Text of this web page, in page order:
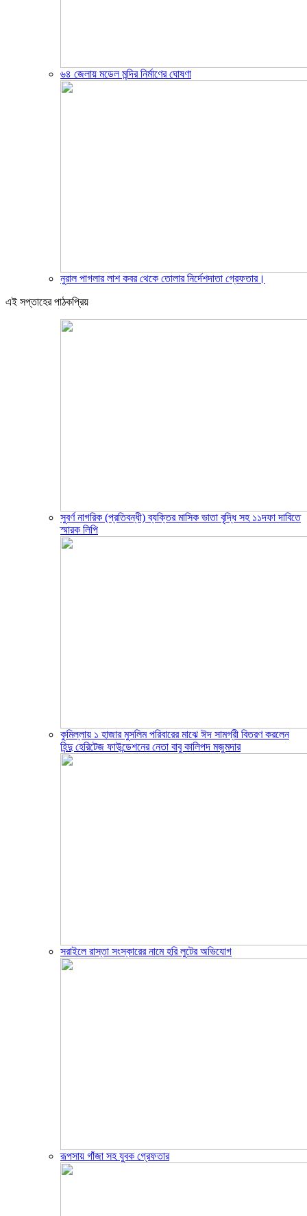
৬৪ জেলায় মডেল মন্দির নির্মাণের ঘোষণা
নুরাল পাগলার লাশ কবর থেকে তোলার নির্দেশদাতা গ্রেফতার।
এই সপ্তাহের পাঠকপ্রিয়
সুবর্ণ নাগরিক (প্রতিবন্ধী) ব্যক্তির মাসিক ভাতা বৃদ্ধি সহ ১১দফা দাবিতে
স্মারক লিপি
কুমিল্লায় ১ হাজার মুসলিম পরিবারের মাঝে ঈদ সামগ্রী বিতরণ করলেন
হিন্দু হেরিটেজ ফাউন্ডেশনের নেতা বাবু কালিপদ মজুমদার
সরাইলে রাস্তা সংস্কারের নামে হরি লুটের অভিযোগ
রূপসায় গাঁজা সহ যুবক গ্রেফতার